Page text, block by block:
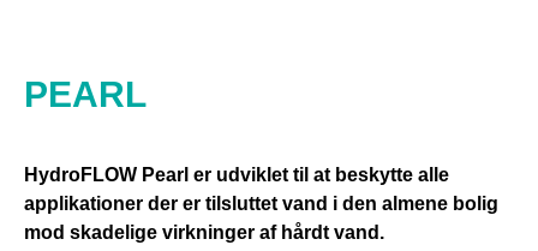
PEARL
HydroFLOW Pearl er udviklet til at beskytte alle
applikationer der er tilsluttet vand i den almene bolig
mod skadelige virkninger af hårdt vand.